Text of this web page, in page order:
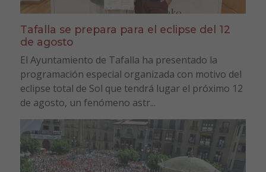
Tafalla se prepara para el eclipse del 12
de agosto
El Ayuntamiento de Tafalla ha presentado la
programación especial organizada con motivo del
eclipse total de Sol que tendrá lugar el próximo 12
de agosto, un fenómeno astr...